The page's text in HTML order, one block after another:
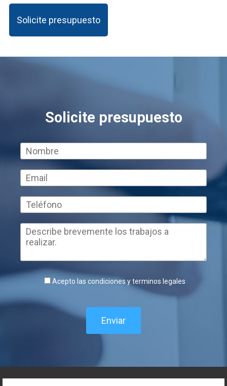
Solicite presupuesto
Solicite presupuesto
Acepto las condiciones y terminos legales
Enviar